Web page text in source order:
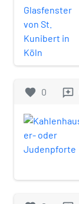
favorite 0 reviews